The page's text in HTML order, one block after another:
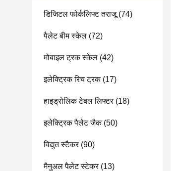
डिजिटल फोर्कलिफ्ट तराजू(74)
पैलेट बीम स्केल (72)
मोबाइल ट्रक स्केल (42)
इलेक्ट्रिक रिच ट्रक(17)
हाइड्रोलिक टेबल लिफ्टर(18)
इलेक्ट्रिक पैलेट जैक(50)
विद्युत स्टैकर(90)
मैनुअल पैलेट स्टेकर(13)